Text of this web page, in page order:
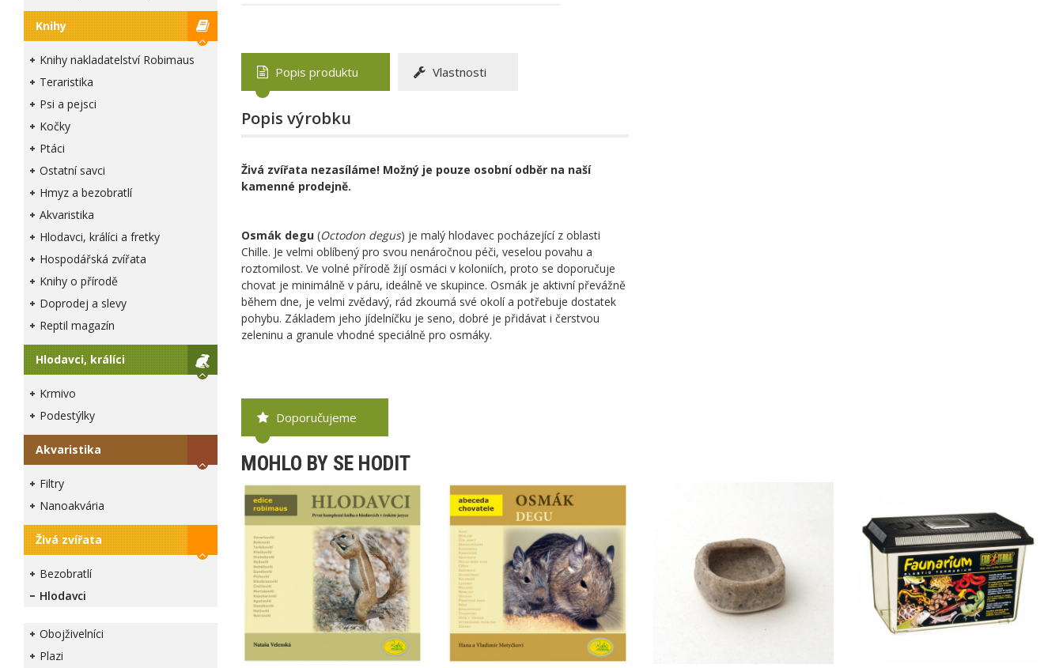
Knihy
Knihy nakladatelství Robimaus
Teraristika
Psi a pejsci
Kočky
Ptáci
Ostatní savci
Hmyz a bezobratlí
Akvaristika
Hlodavci, králíci a fretky
Hospodářská zvířata
Knihy o přírodě
Doprodej a slevy
Reptil magazín
Hlodavci, králíci
Krmivo
Podestýlky
Akvaristika
Filtry
Nanoakvária
Živá zvířata
Bezobratlí
Hlodavci
Obojživelníci
Plazi
Popis produktu Vlastnosti
Popis výrobku
Živá zvířata nezasíláme! Možný je pouze osobní odběr na naší
kamenné prodejně.
Osmák degu (Octodon degus) je malý hlodavec pocházející z oblasti
Chille. Je velmi oblíbený pro svou nenáročnou péči, veselou povahu a
roztomilost. Ve volné přírodě žijí osmáci v koloniích, proto se doporučuje
chovat je minimálně v páru, ideálně ve skupince. Osmák je aktivní převážně
během dne, je velmi zvědavý, rád zkoumá své okolí a potřebuje dostatek
pohybu. Základem jeho jídelníčku je seno, dobré je přidávat i čerstvou
zeleninu a granule vhodné speciálně pro osmáky.
Doporučujeme
MOHLO BY SE HODIT